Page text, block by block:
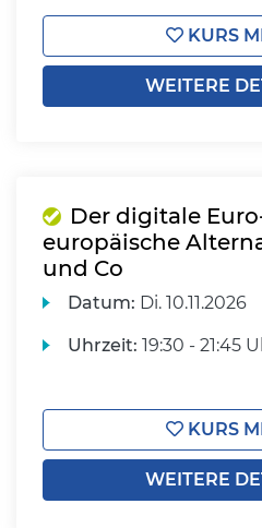
KURS
WEITERE
Der digitale
europäische
und Co
Datum: Di. 10.11.2026
Uhrzeit: 19:30 - 21:45
KURS
WEITERE